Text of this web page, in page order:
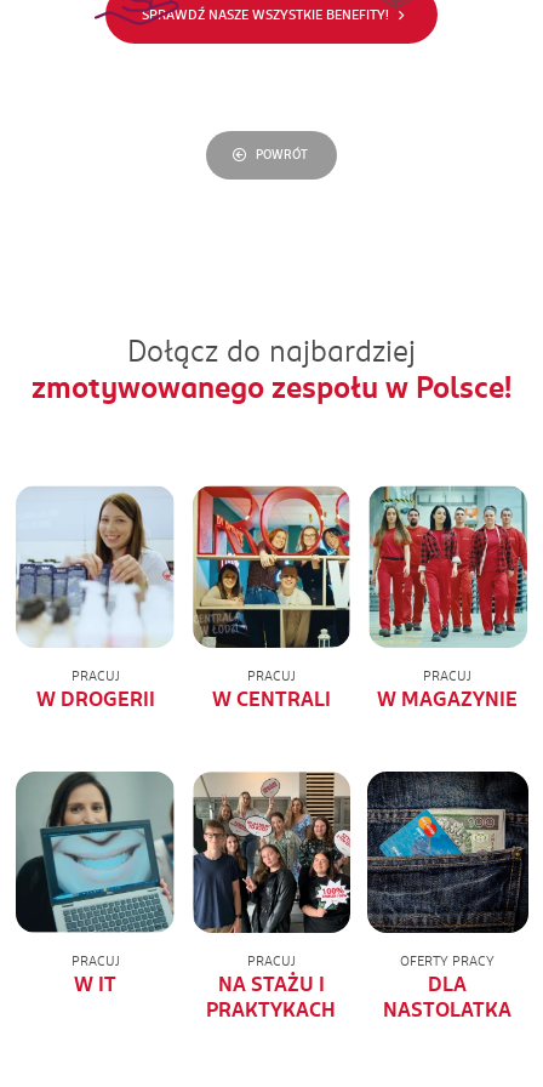
sytuacji życiowejSPRAWDŹ NASZE WSZYSTKIE BENEFITY!
POWRÓT
Dołącz do najbardziej
zmotywowanego zespołu w Polsce!
PRACUJ
W DROGERII
PRACUJ
W CENTRALI
PRACUJ
W MAGAZYNIE
PRACUJ
W IT
PRACUJ
NA STAŻU I
PRAKTYKACH
OFERTY PRACY
DLA
NASTOLATKA